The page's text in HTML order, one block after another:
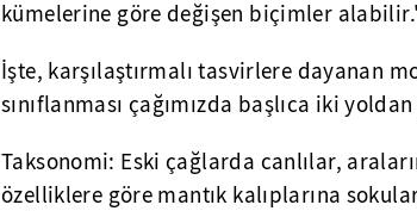
kümelerine göre değişen biçimler
İşte, karşılaştırmalı tasvirlere dayanan
sınıflanması çağımızda başlıca iki
Taksonomi: Eski çağlarda canlılar,
özelliklere göre mantık kalıplarına